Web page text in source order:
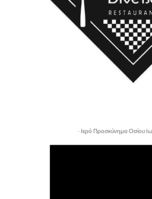
- Ιερό Προσκύνημα Οσίου